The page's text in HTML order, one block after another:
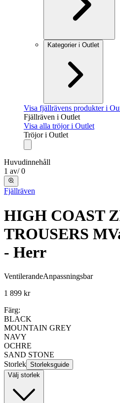
Kategorier i Outlet
Visa fjällrävens produkter i
Fjällräven i Outlet
Visa alla tröjor i Outlet
Tröjor i Outlet
Huvudinnehåll
1 av/ 0
Fjällräven
HIGH COAST
TROUSERS M
- Herr
VentilerandeAnpassningsbar
1 899 kr
Färg:
BLACK
MOUNTAIN GREY
NAVY
OCHRE
SAND STONE
Storlek Storleksguide
Välj storlek